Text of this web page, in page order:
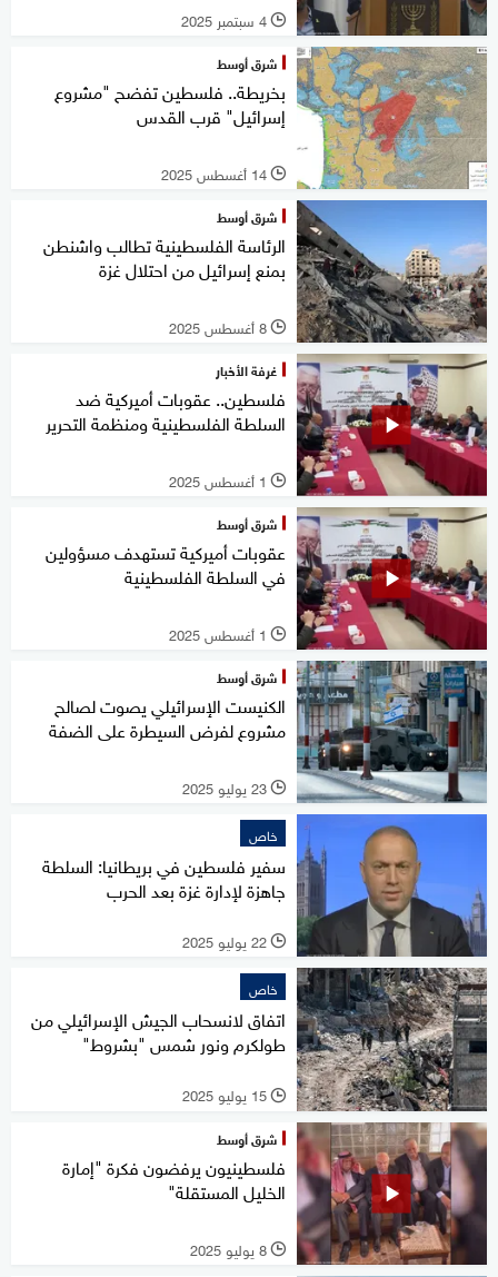
l 4 سبتمبر 2025
شرق أوسط
بخريطة.. فلسطين تفضح "مشروع
إسرائيل" قرب القدس
l 14 أغسطس 2025
شرق أوسط
الرئاسة الفلسطينية تطالب واشنطن
بمنع إسرائيل من احتلال غزة
l 8 أغسطس 2025
غرفة الأخبار
فلسطين.. عقوبات أميركية ضد
السلطة الفلسطينية ومنظمة التحرير
l 1 أغسطس 2025
شرق أوسط
عقوبات أميركية تستهدف مسؤولين
في السلطة الفلسطينية
l 1 أغسطس 2025
شرق أوسط
الكنيست الإسرائيلي يصوت لصالح
مشروع لفرض السيطرة على الضفة
l 23 يوليو 2025
خاص
سفير فلسطين في بريطانيا: السلطة
جاهزة لإدارة غزة بعد الحرب
l 22 يوليو 2025
خاص
اتفاق لانسحاب الجيش الإسرائيلي من
طولكرم ونور شمس "بشروط"
l 15 يوليو 2025
شرق أوسط
فلسطينيون يرفضون فكرة "إمارة
الخليل المستقلة"
l 8 يوليو 2025